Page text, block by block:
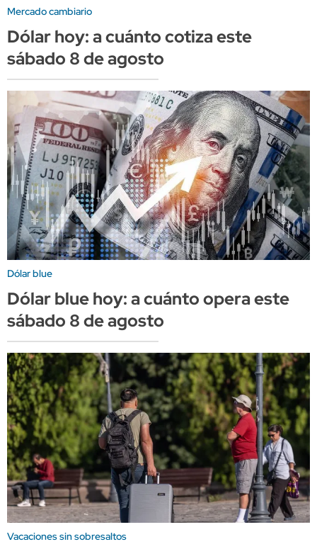
Mercado cambiario
Dólar hoy: a cuánto cotiza este
sábado 8 de agosto
Dólar blue
Dólar blue hoy: a cuánto opera este
sábado 8 de agosto
Vacaciones sin sobresaltos